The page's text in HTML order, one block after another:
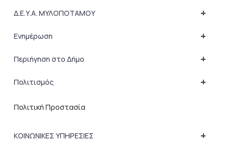
+
Δ.Ε.Υ.Α. ΜΥΛΟΠΟΤΑΜΟΥ
+
Ενημέρωση
+
Περιήγηση στο Δήμο
+
Πολιτισμός
Πολιτική Προστασία
+
ΚΟΙΝΩΝΙΚΕΣ ΥΠΗΡΕΣΙΕΣ